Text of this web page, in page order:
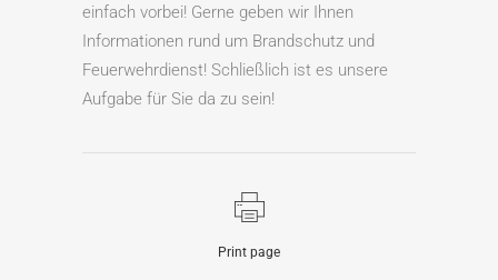
einfach vorbei! Gerne geben wir Ihnen
Informationen rund um Brandschutz und
Feuerwehrdienst! Schließlich ist es unsere
Aufgabe für Sie da zu sein!
Print page